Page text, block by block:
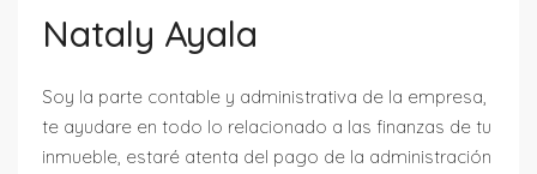
Nataly Ayala
Soy la parte contable y administrativa de la empresa,
te ayudare en todo lo relacionado a las finanzas de tu
inmueble, estaré atenta del pago de la administración